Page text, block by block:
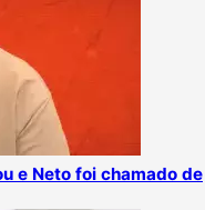
e Neto foi chamado de